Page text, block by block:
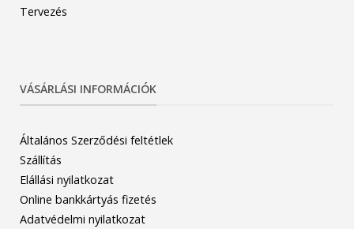
Tervezés
VÁSÁRLÁSI INFORMÁCIÓK
Általános Szerződési feltétlek
Szállítás
Elállási nyilatkozat
Online bankkártyás fizetés
Adatvédelmi nyilatkozat